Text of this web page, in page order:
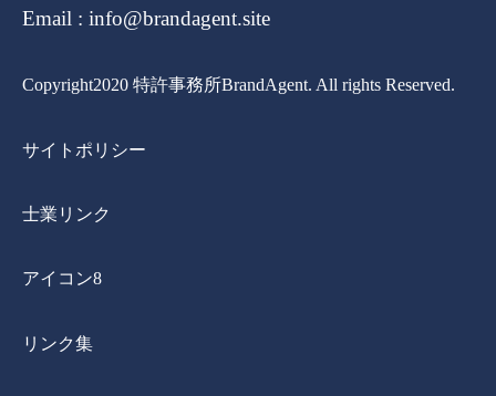
Email : info@brandagent.site
Copyright2020 特許事務所BrandAgent. All rights Reserved.
サイトポリシー
士業リンク
アイコン8
リンク集